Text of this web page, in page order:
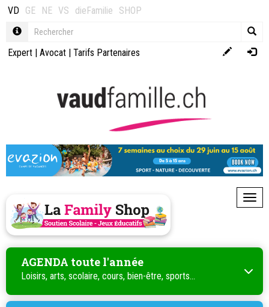
VD GE NE VS dieFamilie SHOP
Expert | Avocat | Tarifs Partenaires
AGENDA toute l'année
Loisirs, arts, scolaire, cours, bien-être, sports...